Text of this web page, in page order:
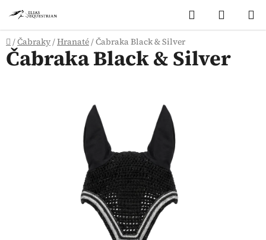
na
obsah
Hledat
KOŠÍK
Domů
/Čabraky/Hranaté/Čabraka Black & Silver
Čabraka Black & Silver